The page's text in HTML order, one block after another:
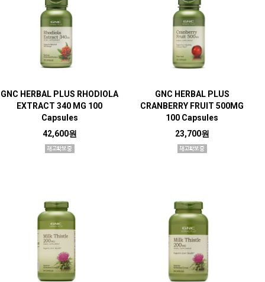
GNC HERBAL PLUS RHODIOLA
EXTRACT 340 MG 100
Capsules
42,600원
GNC HERBAL PLUS
CRANBERRY FRUIT 500MG
100 Capsules
23,700원